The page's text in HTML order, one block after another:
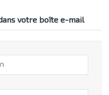
votre boîte e-mail